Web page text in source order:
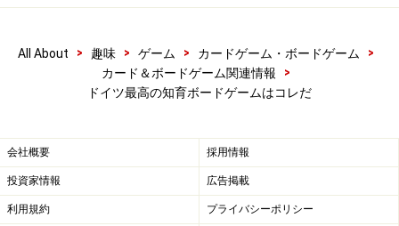
All About > 趣味 > ゲーム > カードゲーム・ボードゲーム
>
カード＆ボードゲーム関連情報
>
ドイツ最高の知育ボードゲームはコレだ
会社概要 採用情報
投資家情報 広告掲載
利用規約 プライバシーポリシー